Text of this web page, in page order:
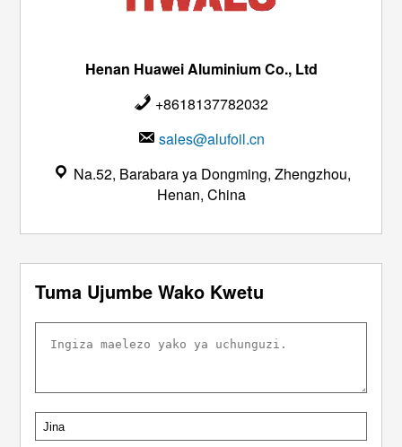
Henan Huawei Aluminium Co., Ltd
+8618137782032
sales@alufoil.cn
Na.52, Barabara ya Dongming, Zhengzhou,
Henan, China
Tuma Ujumbe Wako Kwetu